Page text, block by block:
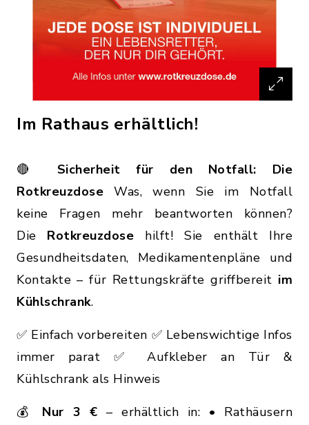
Im Rathaus erhältlich!
🔴 Sicherheit für den Notfall: Die
Rotkreuzdose Was, wenn Sie im Notfall
keine Fragen mehr beantworten können?
Die Rotkreuzdose hilft! Sie enthält Ihre
Gesundheitsdaten, Medikamentenpläne und
Kontakte – für Rettungskräfte griffbereit im
Kühlschrank.
✅ Einfach vorbereiten ✅ Lebenswichtige Infos
immer parat ✅ Aufkleber an Tür &
Kühlschrank als Hinweis
💰 Nur 3 € – erhältlich in: • Rathäusern